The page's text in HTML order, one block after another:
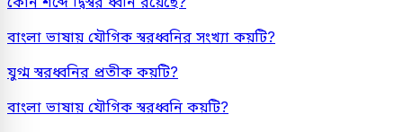
বাংলা ভাষায় যৌগিক স্বরধ্বনির সংখ্যা কয়টি?
যুগ্ম স্বরধ্বনির প্রতীক কয়টি?
বাংলা ভাষায় যৌগিক স্বরধ্বনি কয়টি?